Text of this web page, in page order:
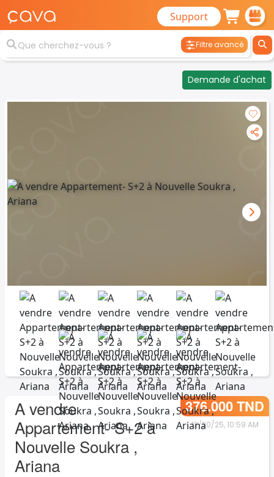
Support
Filtre avancé
Demande d'achat
A vendre
Appartement- S+2 à
Nouvelle Soukra ,
Ariana
376.000 TND
12/20/25, 10:59 AM